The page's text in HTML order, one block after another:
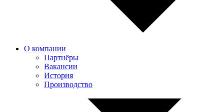
О компании
Партнёры
Вакансии
История
Производство